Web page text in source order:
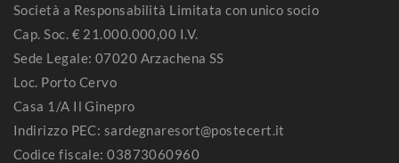
Società a Responsabilità Limitata con unico socio
Cap. Soc. € 21.000.000,00 I.V.
Sede Legale: 07020 Arzachena SS
Loc. Porto Cervo
Casa 1/A Il Ginepro
Indirizzo PEC: sardegnaresort@postecert.it
Codice fiscale: 03873060960